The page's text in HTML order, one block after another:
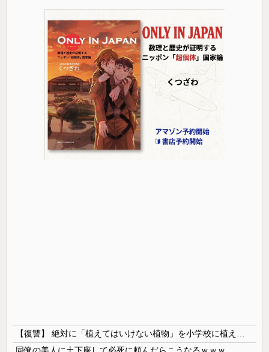
同僚の美人に土下座して必死に頼んだらこうなるｗｗｗ